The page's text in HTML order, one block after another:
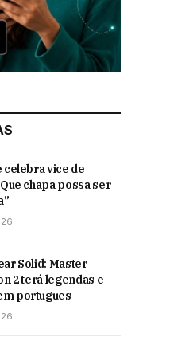
celebra vice de
chapa possa ser
Solid: Master
2 terá legendas e
portugues